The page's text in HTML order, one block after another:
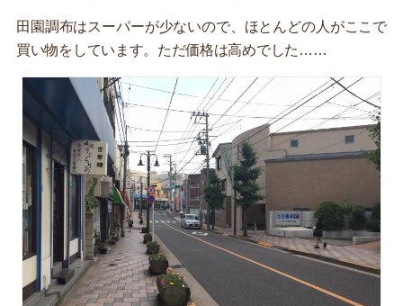
田園調布はスーパーが少ないので、ほとんどの人がここで
買い物をしています。ただ価格は高めでした……